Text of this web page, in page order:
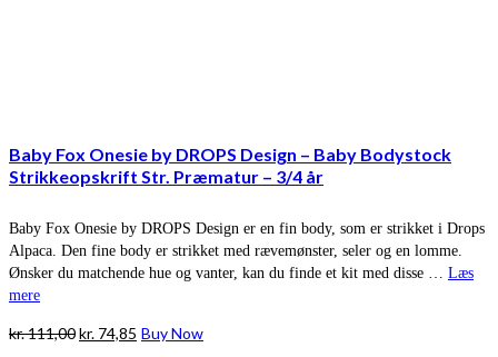
Baby Fox Onesie by DROPS Design – Baby Bodystock
Strikkeopskrift Str. Præmatur – 3/4 år
Baby Fox Onesie by DROPS Design er en fin body, som er strikket i Drops
Alpaca. Den fine body er strikket med rævemønster, seler og en lomme.
Ønsker du matchende hue og vanter, kan du finde et kit med disse … Læs
mere
kr.111,00Den
kr. 74,85 Den
Buy Now